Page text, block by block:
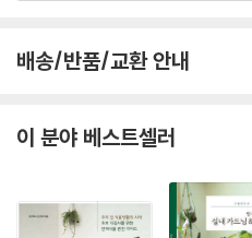
옅은 조명 속에서 보이는 풍경
완전히 투명한 물체가 아니라 표면에
사람의 모습이 비친다. 그런 공간에
서 방의 밝기를 옅게 조절하고 정원
던 유리창이 다시 투명에 가까워지며
배송/반품/교환 안내
이 분야 베스트셀러